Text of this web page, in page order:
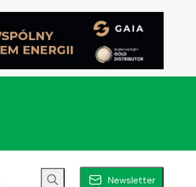
Newsletter